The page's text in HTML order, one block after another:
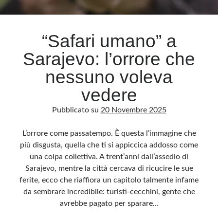
Archivio
Categorie
senza alcuna periodicità. Non può pertanto considerarsi un prodotto editoriale ai
sensi della legge n· 62 del 7.03.2001. L’autore non è responsabile di quanto
pubblicato dai lettori nei commenti ai vari post. Saranno comunque cancellati quelli
ritenuti offensivi o lesivi dell’immagine o dell’onorabilità di terzi, di genere spam,
razzisti o che contengano dati personali non conformi al rispetto delle norme sulla
privacy. Alcune immagini inserite in questo blog sono tratte da Internet e, pertanto,
considerate di pubblico dominio. Qualora la loro pubblicazione violasse eventuali
diritti d’autore, vi invito a comunicarlo via e-mail a info[at]dinovalle.it e saranno
immediatamente rimosse. L’autore del blog non è responsabile dei siti collegati
tramite link né del loro contenuto, che può essere soggetto a variazioni nel tempo.
“Safari umano” a
Sarajevo: l’orrore che
nessuno voleva
vedere
Pubblicato su 20 Novembre 2025
L’orrore come passatempo. È questa l’immagine che
più disgusta, quella che ti si appiccica addosso come
una colpa collettiva. A trent’anni dall’assedio di
Sarajevo, mentre la città cercava di ricucire le sue
ferite, ecco che riaffiora un capitolo talmente infame
da sembrare incredibile: turisti-cecchini, gente che
avrebbe pagato per sparare…